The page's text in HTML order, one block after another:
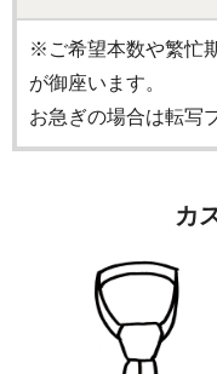
※ご希望本数や繁忙
が御座います。
お急ぎの場合は転写
カ